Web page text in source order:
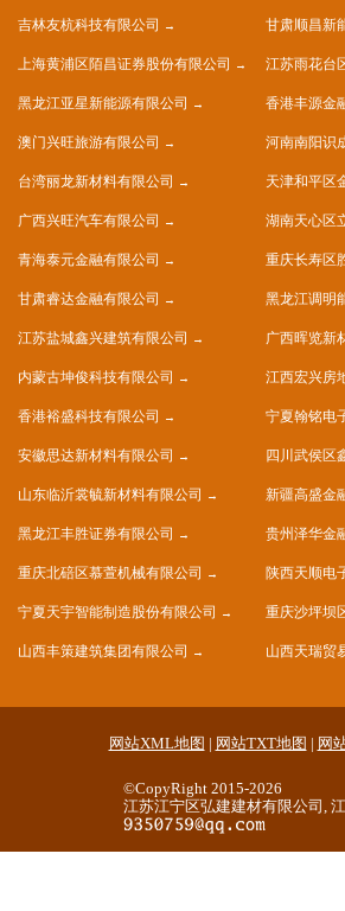
吉林友杭科技有限公司 甘肃顺昌新
上海黄浦区陌昌证券股份有限公司 江苏雨花台
黑龙江亚星新能源有限公司 香港丰源金
澳门兴旺旅游有限公司 河南南阳识
台湾丽龙新材料有限公司 天津和平区
广西兴旺汽车有限公司 湖南天心区
青海泰元金融有限公司 重庆长寿区
甘肃睿达金融有限公司 黑龙江调明
江苏盐城鑫兴建筑有限公司 广西晖览新
内蒙古坤俊科技有限公司 江西宏兴房
香港裕盛科技有限公司 宁夏翰铭电
安徽思达新材料有限公司 四川武侯区
山东临沂裳毓新材料有限公司 新疆高盛金
黑龙江丰胜证券有限公司 贵州泽华金
重庆北碚区慕萱机械有限公司 陕西天顺电
宁夏天宇智能制造股份有限公司 重庆沙坪坝
山西丰策建筑集团有限公司 山西天瑞贸
网站XML地图 | 网站TXT地图 | 网
©CopyRight 2015-2026
江苏江宁区弘建建材有限公司,